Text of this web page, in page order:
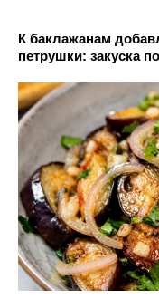
К баклажанам
петрушки: закуска